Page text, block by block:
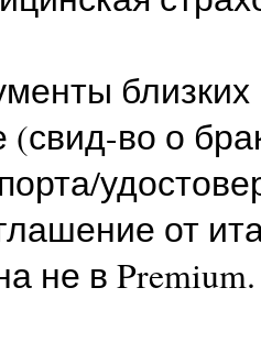
(свид-во о
от
не в Premium.